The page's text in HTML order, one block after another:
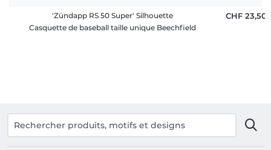
'Zündapp RS 50 Super' Silhouette
Casquette de baseball taille unique Beechfield
CHF 23,50